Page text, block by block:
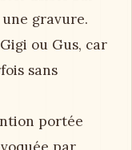
gravure.
ou Gus, car
sans
portée